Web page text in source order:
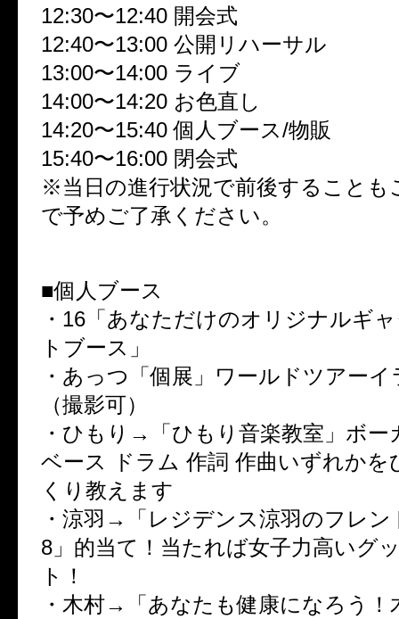
12:30〜12:40 開会式
12:40〜13:00 公開リハーサル
13:00〜14:00 ライブ
14:00〜14:20 お色直し
14:20〜15:40 個人ブース/物販
15:40〜16:00 閉会式
※当日の進行状況で前後することも
で予めご了承ください。
■個人ブース
・16「あなただけのオリジナルギ
トブース」
・あっつ「個展」ワールドツアー
（撮影可）
・ひもり→「ひもり音楽教室」ボー
ベース ドラム 作詞 作曲いずれかを
くり教えます
・涼羽→「レジデンス涼羽のフレン
8」的当て！当たれば女子力高いグ
ト！
・木村→「あなたも健康になろう！